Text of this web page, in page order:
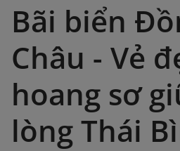
Bãi biển
Châu - Vẻ
hoang sơ
lòng Thái